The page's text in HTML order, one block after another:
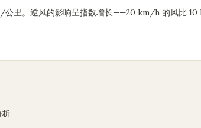
公里。逆风的影响呈指数增长——20 km/h 的风比
析